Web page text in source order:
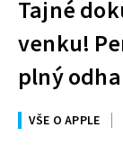
Tajné
venku!
plný
VŠE O APPLE